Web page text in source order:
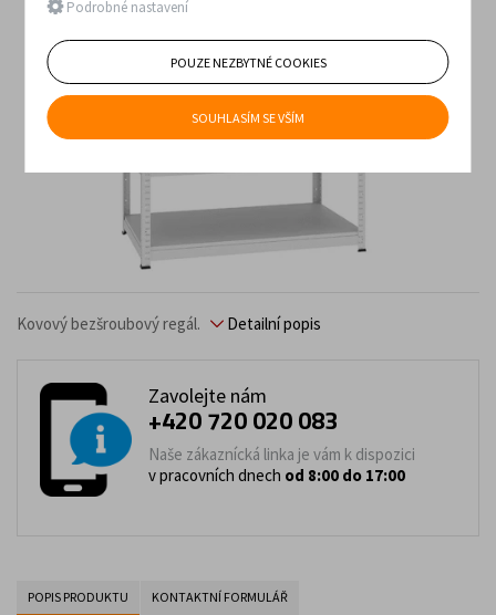
Kovový bezšroubový regál. Detailní popis
Zavolejte nám
+420 720 020 083
Naše zákaznícká linka je vám k dispozici
v pracovních dnech od 8:00 do 17:00
POPIS PRODUKTU KONTAKTNÍ FORMULÁŘ
Podrobné nastavení
POUZE NEZBYTNÉ COOKIES
SOUHLASÍM SE VŠÍM